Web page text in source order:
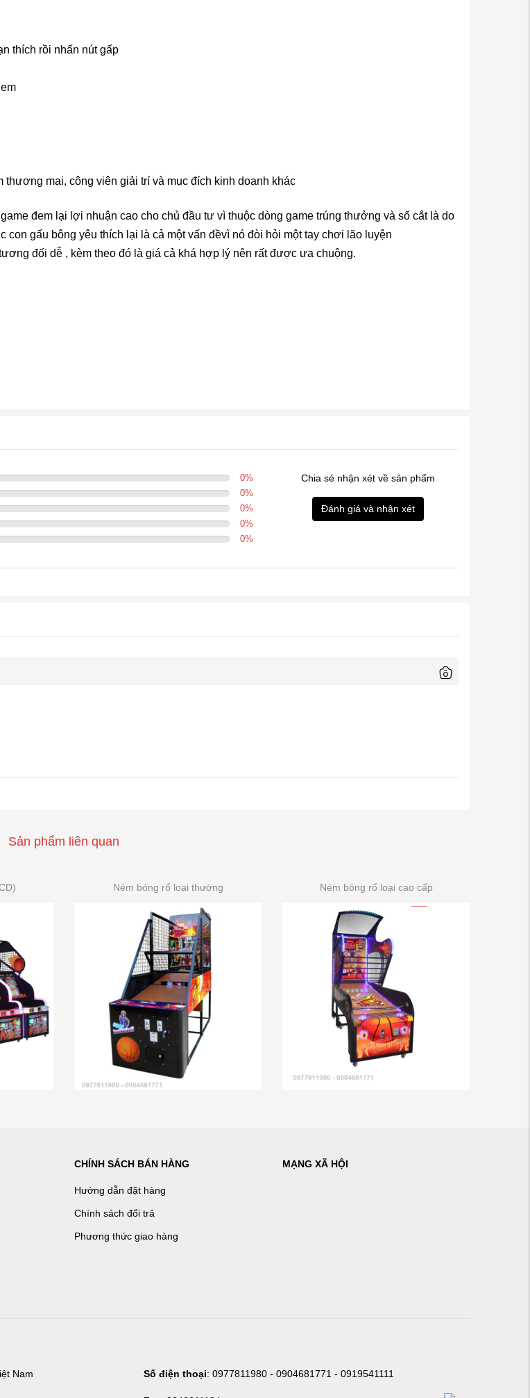
thích rồi nhấn nút gấp
mại, công viên giải trí và mục đích kinh doanh khác
đem lại lợi nhuận cao cho chủ đầu tư vì thuộc dòng game trúng thưởng và số cắt là do
gấu bông yêu thích lại là cả một vấn đềvì nó đòi hỏi một tay chơi lão luyện
đối dễ , kèm theo đó là giá cả khá hợp lý nên rất được ưa chuộng.
0%
0%
0%
0%
0%
Chia sẻ nhận xét về sản phẩm
Đánh giá và nhận xét
Sản phẩm liên quan
Ném bóng rổ loại thường Ném bóng rổ loại cao cấp
CHÍNH SÁCH BÁN HÀNG
Hướng dẫn đặt hàng
Chính sách đổi trả
Phương thức giao hàng
MẠNG XÃ HỘI
Nam Số điện thoại: 0977811980 - 0904681771 - 0919541111